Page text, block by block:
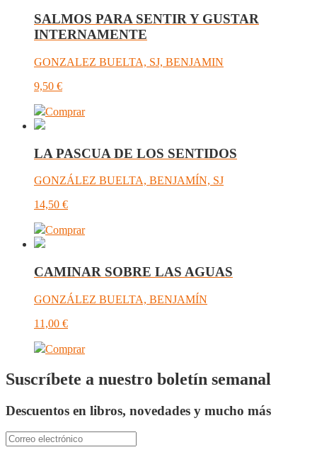
SALMOS PARA SENTIR Y GUSTAR
INTERNAMENTE
GONZALEZ BUELTA, SJ, BENJAMIN
9,50 €
Comprar
LA PASCUA DE LOS SENTIDOS
GONZÁLEZ BUELTA, BENJAMÍN, SJ
14,50 €
Comprar
CAMINAR SOBRE LAS AGUAS
GONZÁLEZ BUELTA, BENJAMÍN
11,00 €
Comprar
Suscríbete a nuestro boletín semanal
Descuentos en libros, novedades y mucho más